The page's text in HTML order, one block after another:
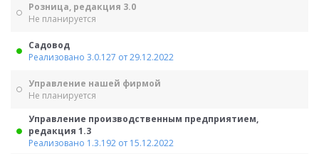
Розница, редакция 3.0
Не планируется
Садовод
Реализовано 3.0.127 от 29.12.2022
Управление нашей фирмой
Не планируется
Управление производственным предприятием,
редакция 1.3
Реализовано 1.3.192 от 15.12.2022